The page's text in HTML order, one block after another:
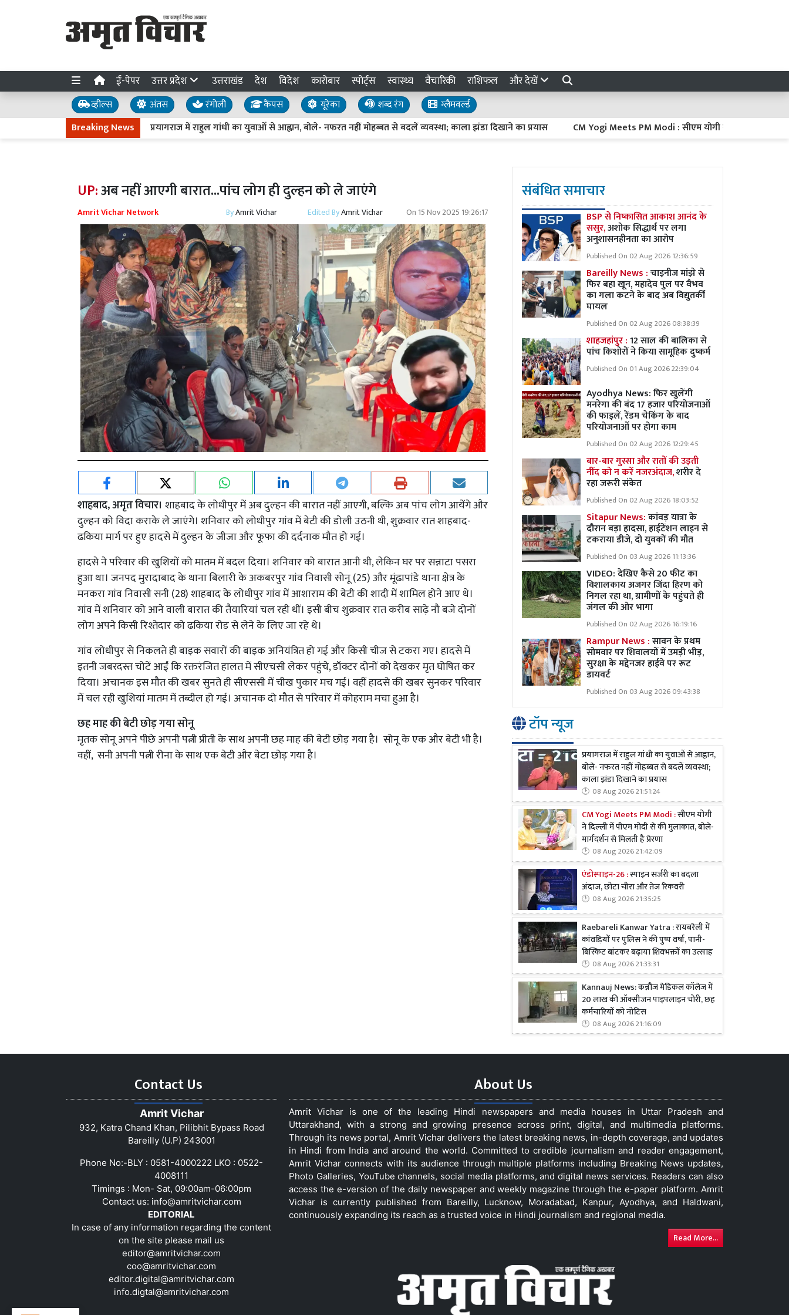
ई-पेपर उत्तर प्रदेश उत्तराखंड देश विदेश कारोबार स्पोर्ट्स स्वास्थ्य वैचारिकी राशिफल और देखें
व्हील्स अंतस रंगोली कैंपस यूरेका शब्द रंग
ग्लैमवर्ल्ड
Breaking Newsप्रयागराज में राहुल गांधी का युवाओं से आह्वान, बोले- नफरत नहीं मोहब्बत से बदलें व्यवस्था; काला झंडा दिखाने का प्रयास CM Yogi Meets PM Modi : सीएम योगी ने दिल्ली में पीएम मोदी से
UP:अब नहीं आएगी बारात...पांच लोग ही दुल्हन को ले जाएंगे
Amrit Vichar Network ByAmrit Vichar Edited ByAmrit Vichar On 15 Nov 2025 19:26:17
शाहबाद, अमृत विचार। शाहबाद के लोधीपुर में अब दुल्हन की बारात नहीं आएगी, बल्कि अब पांच लोग आयेंगे और
दुल्हन को विदा कराके ले जाएंगे। शनिवार को लोधीपुर गांव में बेटी की डोली उठनी थी, शुक्रवार रात शाहबाद-
ढकिया मार्ग पर हुए हादसे में दुल्हन के जीजा और फूफा की दर्दनाक मौत हो गई।
हादसे ने परिवार की खुशियों को मातम में बदल दिया। शनिवार को बारात आनी थी, लेकिन घर पर सन्नाटा पसरा
हुआ था। जनपद मुरादाबाद के थाना बिलारी के अकबरपुर गांव निवासी सोनू (25) और मूंढापांडे थाना क्षेत्र के
मनकरा गांव निवासी सनी (28) शाहबाद के लोधीपुर गांव में आशाराम की बेटी की शादी में शामिल होने आए थे।
गांव में शनिवार को आने वाली बारात की तैयारियां चल रही थीं। इसी बीच शुक्रवार रात करीब साढ़े नौ बजे दोनों
लोग अपने किसी रिश्तेदार को ढकिया रोड से लेने के लिए जा रहे थे।
गांव लोधीपुर से निकलते ही बाइक सवारों की बाइक अनियंत्रित हो गई और किसी चीज से टकरा गए। हादसे में
इतनी जबरदस्त चोटें आईं कि रक्तरंजित हालत में सीएचसी लेकर पहुंचे, डॉक्टर दोनों को देखकर मृत घोषित कर
दिया। अचानक इस मौत की खबर सुनते ही सीएससी में चीख पुकार मच गई। वहीं हादसे की खबर सुनकर परिवार
में चल रही खुशियां मातम में तब्दील हो गई। अचानक दो मौत से परिवार में कोहराम मचा हुआ है।
छह माह की बेटी छोड़ गया सोनू
मृतक सोनू अपने पीछे अपनी पत्नी प्रीती के साथ अपनी छह माह की बेटी छोड़ गया है। सोनू के एक और बेटी भी है।
वहीं, सनी अपनी पत्नी रीना के साथ एक बेटी और बेटा छोड़ गया है।
संबंधित समाचार
BSP से निष्कासित आकाश आनंद के
ससुर,अशोक सिद्धार्थ पर लगा
अनुशासनहीनता का आरोप
Published On 02 Aug 2026 12:36:59
Bareilly News :चाइनीज मांझे से
फिर बहा खून, महादेव पुल पर वैभव
का गला कटने के बाद अब विद्युतर्की
घायल
Published On 02 Aug 2026 08:38:39
शाहजहांपुर :12 साल की बालिका से
पांच किशोरों ने किया सामूहिक दुष्कर्म
Published On 01 Aug 2026 22:39:04
Ayodhya News: फिर खुलेंगी
मनरेगा की बंद 17 हजार परियोजनाओं
की फाइलें, रेंडम चेकिंग के बाद
परियोजनाओं पर होगा काम
Published On 02 Aug 2026 12:29:45
बार-बार गुस्सा और रातों की उड़ती
नींद को न करें नजरअंदाज,शरीर दे
रहा जरूरी संकेत
Published On 02 Aug 2026 18:03:52
Sitapur News:कांवड़ यात्रा के
दौरान बड़ा हादसा, हाईटेंशन लाइन से
टकराया डीजे, दो युवकों की मौत
Published On 03 Aug 2026 11:13:36
VIDEO: देखिए कैसे 20 फीट का
विशालकाय अजगर जिंदा हिरण को
निगल रहा था, ग्रामीणों के पहुंचते ही
जंगल की ओर भागा
Published On 02 Aug 2026 16:19:16
Rampur News :सावन के प्रथम
सोमवार पर शिवालयों में उमड़ी भीड़,
सुरक्षा के मद्देनजर हाईवे पर रूट
डायवर्ट
Published On 03 Aug 2026 09:43:38
टॉप न्यूज
प्रयागराज में राहुल गांधी का युवाओं से आह्वान,
बोले- नफरत नहीं मोहब्बत से बदलें व्यवस्था;
काला झंडा दिखाने का प्रयास
08 Aug 2026 21:51:24
CM Yogi Meets PM Modi :सीएम योगी
ने दिल्ली में पीएम मोदी से की मुलाकात, बोले-
मार्गदर्शन से मिलती है प्रेरणा
08 Aug 2026 21:42:09
एंडोस्पाइन-26 :स्पाइन सर्जरी का बदला
अंदाज, छोटा चीरा और तेज रिकवरी
08 Aug 2026 21:35:25
Raebareli Kanwar Yatra : रायबरेली में
कांवड़ियों पर पुलिस ने की पुष्प वर्षा, पानी-
बिस्किट बांटकर बढ़ाया शिवभक्तों का उत्साह
08 Aug 2026 21:33:31
Kannauj News: कन्नौज मेडिकल कॉलेज में
20 लाख की ऑक्सीजन पाइपलाइन चोरी, छह
कर्मचारियों को नोटिस
08 Aug 2026 21:16:09
Contact Us
Amrit Vichar
932, Katra Chand Khan, Pilibhit Bypass Road
Bareilly (U.P) 243001
Phone No:-BLY : 0581-4000222 LKO : 0522-
4008111
Timings : Mon- Sat, 09:00am-06:00pm
Contact us: info@amritvichar.com
EDITORIAL
In case of any information regarding the content
on the site please mail us
editor@amritvichar.com
coo@amritvichar.com
editor.digital@amritvichar.com
info.digtal@amritvichar.com
About Us
Amrit Vichar is one of the leading Hindi newspapers and media houses in Uttar Pradesh and
Uttarakhand, with a strong and growing presence across print, digital, and multimedia platforms.
Through its news portal, Amrit Vichar delivers the latest breaking news, in-depth coverage, and updates
in Hindi from India and around the world. Committed to credible journalism and reader engagement,
Amrit Vichar connects with its audience through multiple platforms including Breaking News updates,
Photo Galleries, YouTube channels, social media platforms, and digital news services. Readers can also
access the e-version of the daily newspaper and weekly magazine through the e-paper platform. Amrit
Vichar is currently published from Bareilly, Lucknow, Moradabad, Kanpur, Ayodhya, and Haldwani,
continuously expanding its reach as a trusted voice in Hindi journalism and regional media.
Read More...